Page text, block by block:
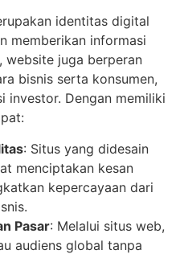
identitas digital
memberikan informasi
website juga berperan
bisnis serta konsumen,
investor. Dengan memiliki
: Situs yang didesain
menciptakan kesan
kepercayaan dari
Pasar: Melalui situs web,
audiens global tanpa